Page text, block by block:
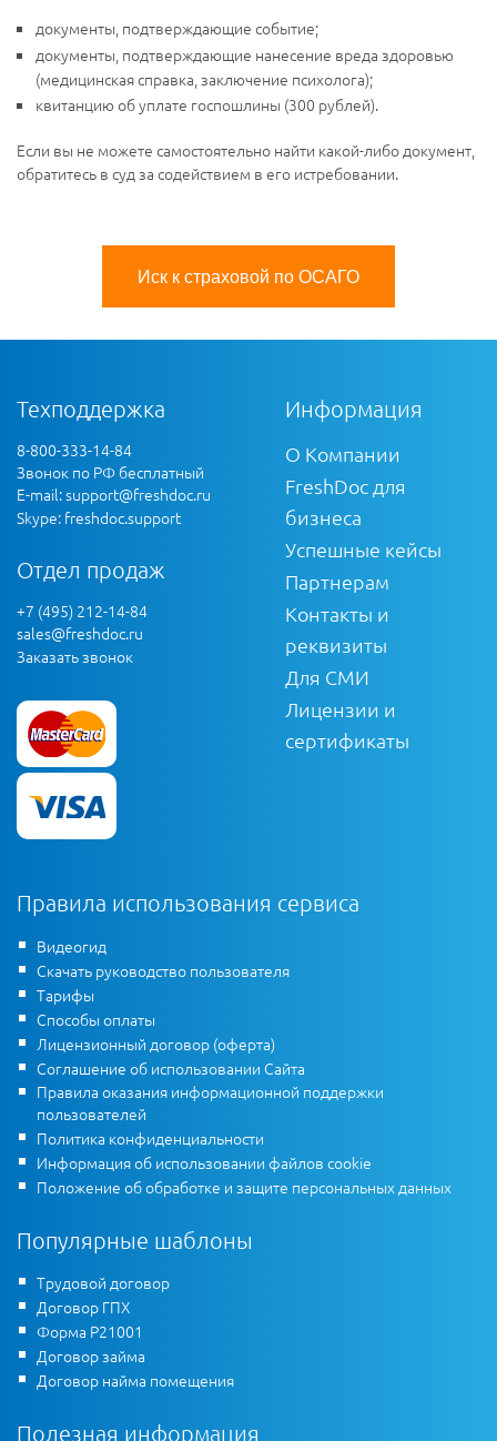
документы, подтверждающие событие;
документы, подтверждающие нанесение вреда здоровью
(медицинская справка, заключение психолога);
квитанцию об уплате госпошлины (300 рублей).
Если вы не можете самостоятельно найти какой-либо документ,
обратитесь в суд за содействием в его истребовании.
Иск к страховой по ОСАГО
Техподдержка
8-800-333-14-84
Звонок по РФ бесплатный
E-mail:support@freshdoc.ru
Skype: freshdoc.support
Отдел продаж
+7 (495) 212-14-84
sales@freshdoc.ru
Заказать звонок
Информация
О Компании
FreshDoc для
бизнеса
Успешные кейсы
Партнерам
Контакты и
реквизиты
Для СМИ
Лицензии и
сертификаты
Правила использования сервиса
Видеогид
Скачать руководство пользователя
Тарифы
Способы оплаты
Лицензионный договор (оферта)
Соглашение об использовании Сайта
Правила оказания информационной поддержки
пользователей
Политика конфиденциальности
Информация об использовании файлов cookie
Положение об обработке и защите персональных данных
Популярные шаблоны
Трудовой договор
Договор ГПХ
Форма Р21001
Договор займа
Договор найма помещения
Полезная информация